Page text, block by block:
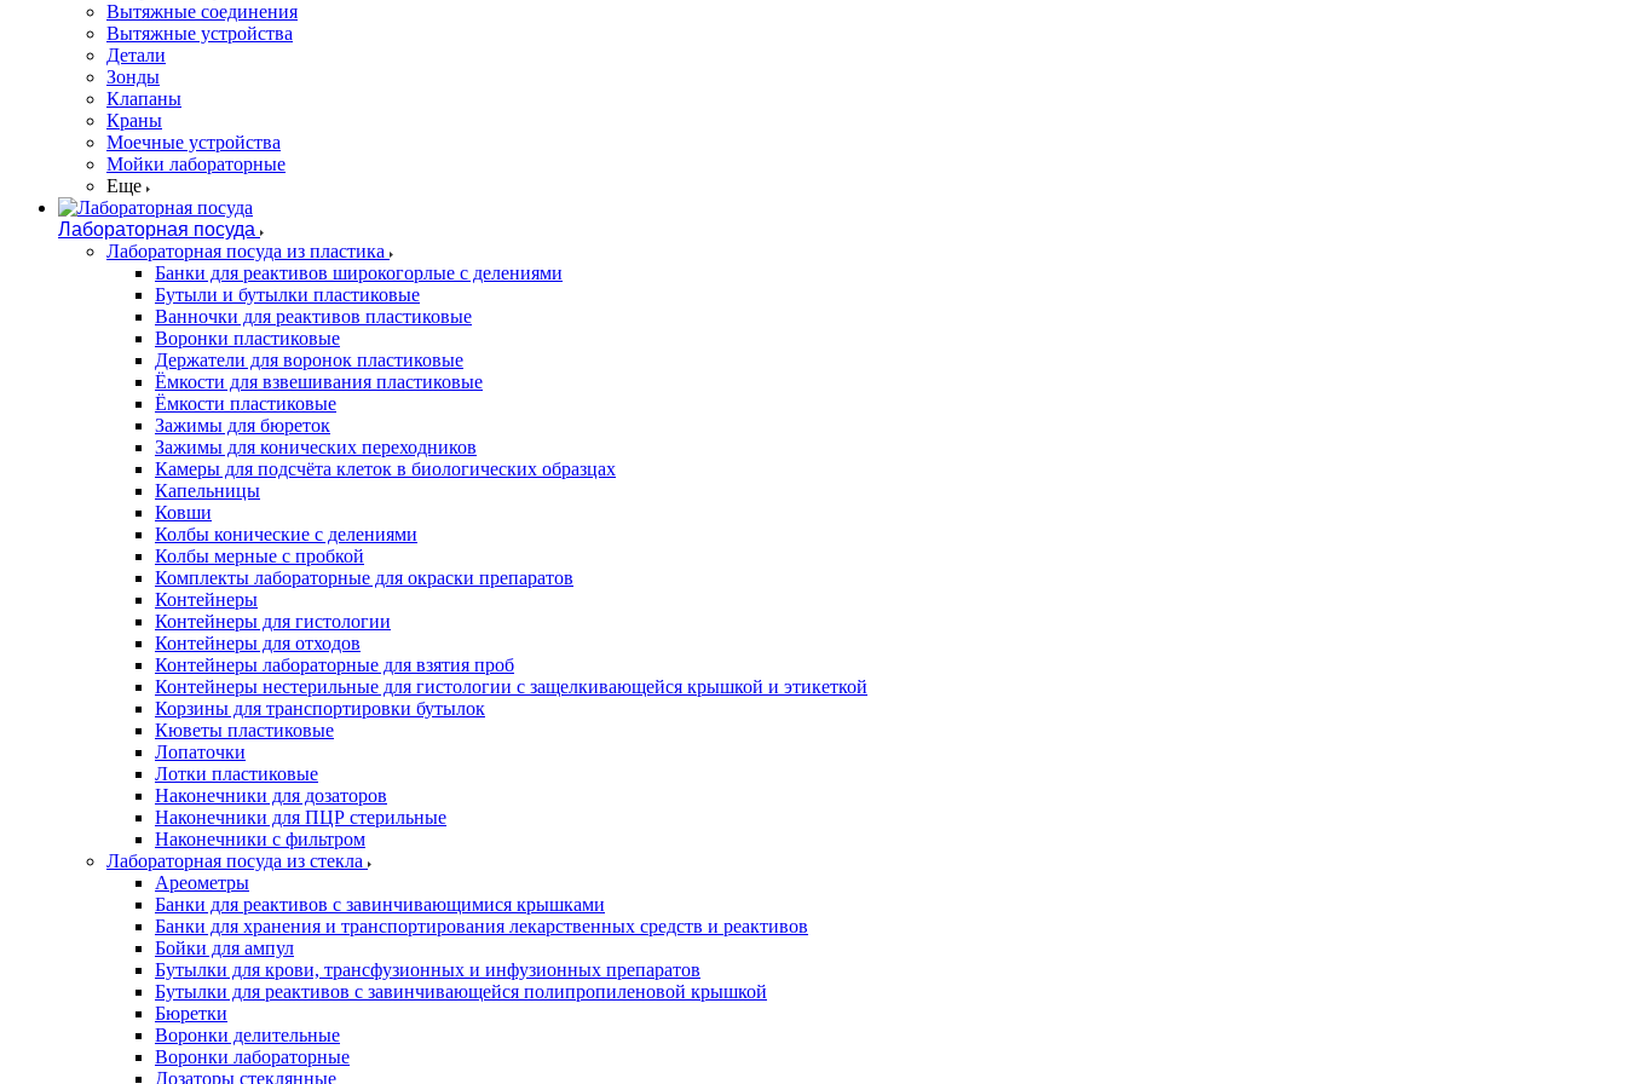
Вытяжные соединения
Вытяжные устройства
Детали
Зонды
Клапаны
Краны
Моечные устройства
Мойки лабораторные
Еще
Лабораторная посуда
Лабораторная посуда из пластика
Банки для реактивов широкогорлые с делениями
Бутыли и бутылки пластиковые
Ванночки для реактивов пластиковые
Воронки пластиковые
Держатели для воронок пластиковые
Ёмкости для взвешивания пластиковые
Ёмкости пластиковые
Зажимы для бюреток
Зажимы для конических переходников
Камеры для подсчёта клеток в биологических образцах
Капельницы
Ковши
Колбы конические с делениями
Колбы мерные с пробкой
Комплекты лабораторные для окраски препаратов
Контейнеры
Контейнеры для гистологии
Контейнеры для отходов
Контейнеры лабораторные для взятия проб
Контейнеры нестерильные для гистологии с защелкивающейся крышкой и этикеткой
Корзины для транспортировки бутылок
Кюветы пластиковые
Лопаточки
Лотки пластиковые
Наконечники для дозаторов
Наконечники для ПЦР стерильные
Наконечники с фильтром
Лабораторная посуда из стекла
Ареометры
Банки для реактивов с завинчивающимися крышками
Банки для хранения и транспортирования лекарственных средств и реактивов
Бойки для ампул
Бутылки для крови, трансфузионных и инфузионных препаратов
Бутылки для реактивов с завинчивающейся полипропиленовой крышкой
Бюретки
Воронки делительные
Воронки лабораторные
Дозаторы стеклянные